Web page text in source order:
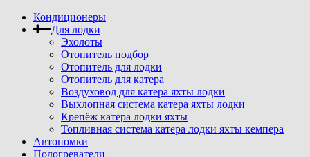
Кондиционеры
Для лодки
Эхолоты
Отопитель подбор
Отопитель для лодки
Отопитель для катера
Воздуховод для катера яхты лодки
Выхлопная система катера яхты лодки
Крепёж катера лодки яхты
Топливная система катера лодки яхты кемпера
Автономки
Подогреватели